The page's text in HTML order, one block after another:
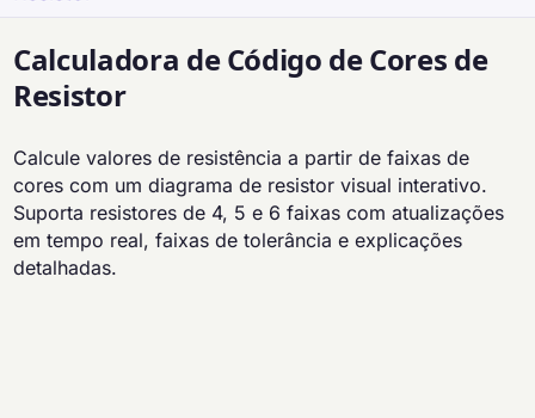
Calculadora de Código de Cores de
Resistor
Calcule valores de resistência a partir de faixas de
cores com um diagrama de resistor visual interativo.
Suporta resistores de 4, 5 e 6 faixas com atualizações
em tempo real, faixas de tolerância e explicações
detalhadas.